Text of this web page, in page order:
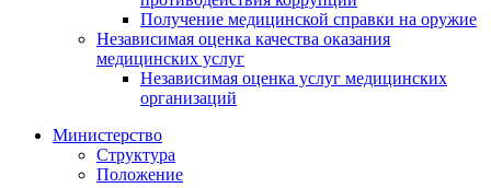
Получение медицинской справки на оружие
Независимая оценка качества оказания
медицинских услуг
Независимая оценка услуг медицинскиx
организаций
Министерство
Структура
Положение